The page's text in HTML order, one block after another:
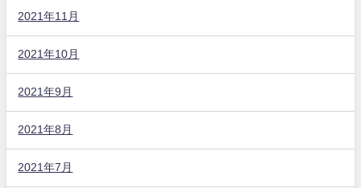
2021年11月
2021年10月
2021年9月
2021年8月
2021年7月